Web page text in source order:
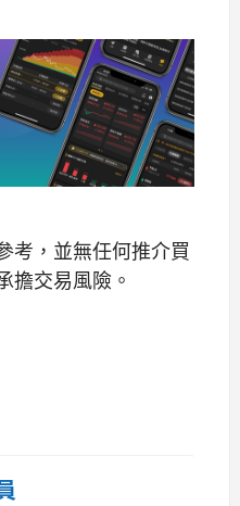
考，並無任何推介買
擔交易風險。